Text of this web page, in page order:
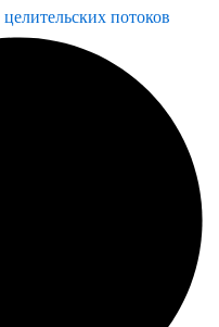
потоков